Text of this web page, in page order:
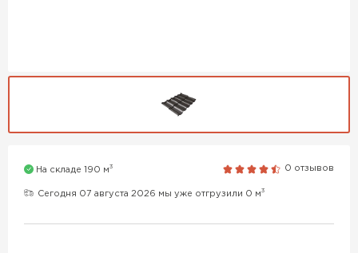
На складе 190 м3 0 отзывов
Сегодня 07 августа 2026 мы уже отгрузили 0 м3